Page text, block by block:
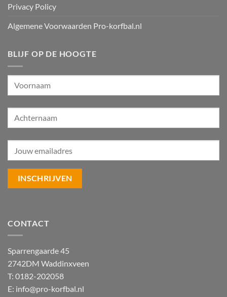
Privacy Policy
Algemene Voorwaarden Pro-korfbal.nl
BLIJF OP DE HOOGTE
CONTACT
Sparrengaarde 45
2742DM Waddinxveen
T: 0182-202058
E: info@pro-korfbal.nl